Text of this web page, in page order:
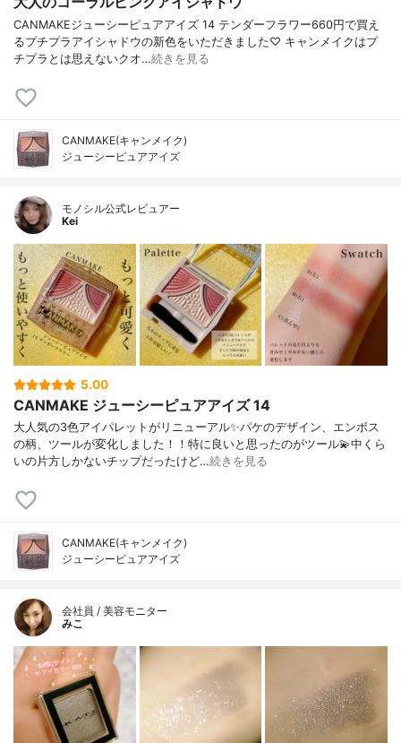
CANMAKEジューシーピュアアイズ 14 テンダーフラワー660円で買え
るプチプラアイシャドウの新色をいただきました♡ キャンメイクはプ
チプラとは思えないクオ…続きを見る
CANMAKE(キャンメイク)
ジューシーピュアアイズ
モノシル公式レビュアー
Kei
5.00
CANMAKE ジューシーピュアアイズ 14
大人気の3色アイパレットがリニューアル✨パケのデザイン、エンボス
の柄、ツールが変化しました！！特に良いと思ったのがツール💫中くら
いの片方しかないチップだったけど…続きを見る
CANMAKE(キャンメイク)
ジューシーピュアアイズ
会社員 / 美容モニター
みこ